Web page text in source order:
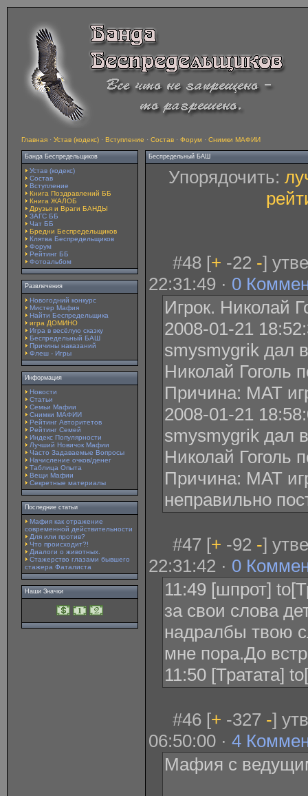
Главная · Устав (кодекс) · Вступление · Состав · Форум · Снимки МАФИИ
Банда Беспредельщиков
Устав (кодекс)
Состав
Вступление
Книга Поздравлений ББ
Книга ЖАЛОБ
Друзья и Враги БАНДЫ
ЗАГС ББ
Чат ББ
Бредни Беспредельщиков
Клятва Беспредельщиков
Форум
Рейтинг ББ
Фотоальбом
Развлечения
Новогодний конкурс
Мистер Мафия
Найти Беспредельщика
игра ДОМИНО
Игра в весёлую сказку
Беспредельный БАШ
Причины наказаний
Флеш - Игры
Информация
Новости
Статьи
Семьи Мафии
Снимки МАФИИ
Рейтинг Авторитетов
Рейтинг Семей
Индекс Популярности
Лучший Новичок Мафии
Часто Задаваемые Вопросы
Начисление очков/денег
Таблица Опыта
Вещи Мафии
Секретные материалы
Последние статьи
Мафия как отражение
современной действительности
Для или против?
Что происходит?!
Диалоги о животных.
Стажерство глазами бывшего
стажера Фаталиста
Наши Значки
Беспредельный БАШ
Упорядочить:
#48 [+ -22 -]
22:31:49 · 0
Игрок. Николай
2008-01-21
smysmygrik дал
Николай Гоголь
Причина: МАТ
2008-01-21
smysmygrik дал
Николай Гоголь
Причина: МАТ
неправильно
#47 [+ -92 -]
22:31:42 · 0
11:49 [шпрот]
за свои слова
надралбы твою
мне пора.До
11:50 [Тратата]
#46 [+ -327 -]
06:50:00 · 4
Мафия с